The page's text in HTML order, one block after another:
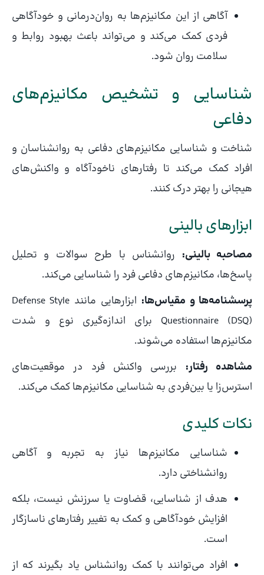
آگاهی از این مکانیزم‌ها به روان‌درمانی و خودآگاهی
فردی کمک می‌کند و می‌تواند باعث بهبود روابط و
سلامت روان شود.
شناسایی و تشخیص مکانیزم‌های
دفاعی
شناخت و شناسایی مکانیزم‌های دفاعی به روانشناسان و
افراد کمک می‌کند تا رفتارهای ناخودآگاه و واکنش‌های
هیجانی را بهتر درک کنند.
ابزارهای بالینی
مصاحبه بالینی: روانشناس با طرح سوالات و تحلیل
پاسخ‌ها، مکانیزم‌های دفاعی فرد را شناسایی می‌کند.
پرسشنامه‌ها و مقیاس‌ها:
ابزارهایی مانند Defense Style
Questionnaire (DSQ) برای اندازه‌گیری نوع و شدت
مکانیزم‌ها استفاده می‌شوند.
مشاهده رفتار: بررسی واکنش فرد در موقعیت‌های
استرس‌زا یا بین‌فردی به شناسایی مکانیزم‌ها کمک می‌کند.
نکات کلیدی
شناسایی مکانیزم‌ها نیاز به تجربه و آگاهی
روانشناختی دارد.
هدف از شناسایی، قضاوت یا سرزنش نیست، بلکه
افزایش خودآگاهی و کمک به تغییر رفتارهای ناسازگار
است.
افراد می‌توانند با کمک روانشناس یاد بگیرند که از